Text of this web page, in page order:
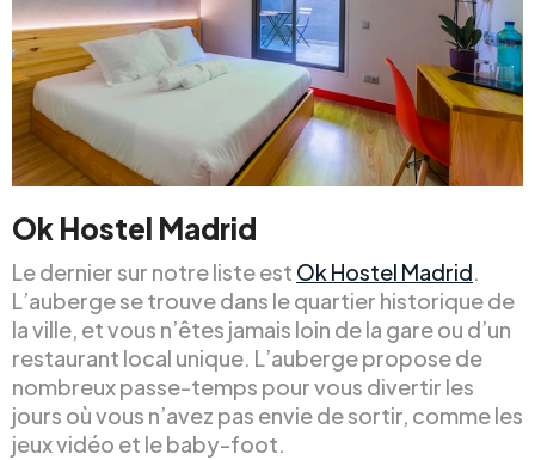
Ok Hostel Madrid
Le dernier sur notre liste est Ok Hostel Madrid.
L’auberge se trouve dans le quartier historique de
la ville, et vous n’êtes jamais loin de la gare ou d’un
restaurant local unique. L’auberge propose de
nombreux passe-temps pour vous divertir les
jours où vous n’avez pas envie de sortir, comme les
jeux vidéo et le baby-foot.